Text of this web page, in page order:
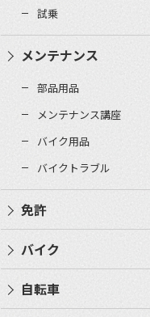
試乗
メンテナンス
部品用品
メンテナンス講座
バイク用品
バイクトラブル
免許
バイク
自転車